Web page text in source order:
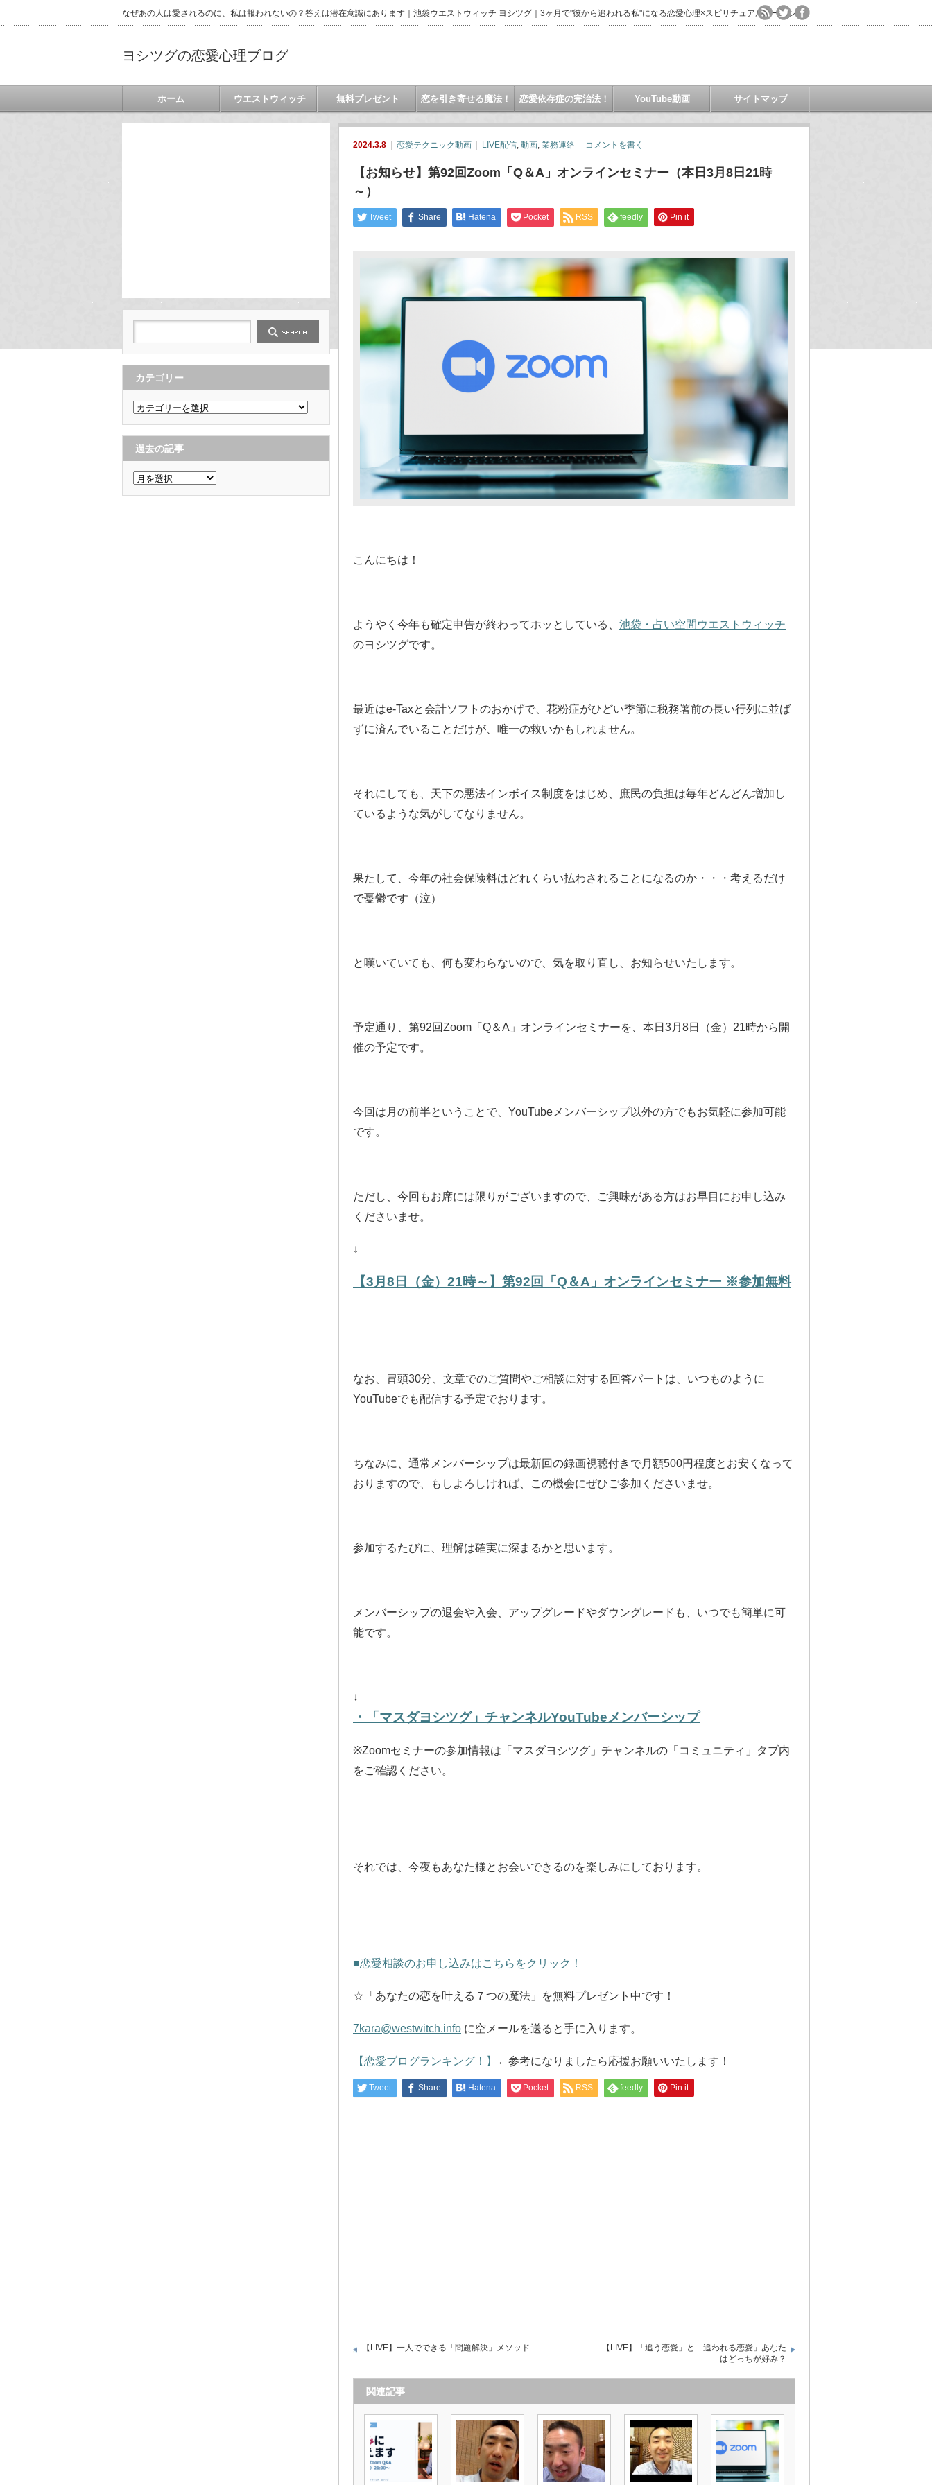
なぜあの人は愛されるのに、私は報われないの？答えは潜在意識にあります｜池袋ウエストウィッチ ヨシツグ｜3ヶ月で"彼から追われる私"になる恋愛心理×スピリチュアルコーチング
ヨシツグの恋愛心理ブログ
ホーム ウエストウィッチ 無料プレゼント 恋を引き寄せる魔法！ 恋愛依存症の完治法！ YouTube動画 サイトマップ
2024.3.8 恋愛テクニック動画 LIVE配信, 動画, 業務連絡 コメントを書く
【お知らせ】第92回Zoom「Q＆A」オンラインセミナー（本日3月8日21時
～）
Tweet Share Hatena Pocket RSS feedly Pin it
こんにちは！
ようやく今年も確定申告が終わってホッとしている、 池袋・占い空間ウエストウィッチ
のヨシツグです。
最近はe-Taxと会計ソフトのおかげで、花粉症がひどい季節に税務署前の長い行列に並ば
ずに済んでいることだけが、唯一の救いかもしれません。
それにしても、天下の悪法インボイス制度をはじめ、庶民の負担は毎年どんどん増加し
ているような気がしてなりません。
果たして、今年の社会保険料はどれくらい払わされることになるのか・・・考えるだけ
で憂鬱です（泣）
と嘆いていても、何も変わらないので、気を取り直し、お知らせいたします。
予定通り、第92回Zoom「Q＆A」オンラインセミナーを、本日3月8日（金）21時から開
催の予定です。
今回は月の前半ということで、YouTubeメンバーシップ以外の方でもお気軽に参加可能
です。
ただし、今回もお席には限りがございますので、ご興味がある方はお早目にお申し込み
くださいませ。
↓
【3月8日（金）21時～】第92回「Q＆A」オンラインセミナー ※参加無料
なお、冒頭30分、文章でのご質問やご相談に対する回答パートは、いつものように
YouTubeでも配信する予定でおります。
ちなみに、通常メンバーシップは最新回の録画視聴付きで月額500円程度とお安くなって
おりますので、もしよろしければ、この機会にぜひご参加くださいませ。
参加するたびに、理解は確実に深まるかと思います。
メンバーシップの退会や入会、アップグレードやダウングレードも、いつでも簡単に可
能です。
↓
・「マスダヨシツグ」チャンネルYouTubeメンバーシップ
※Zoomセミナーの参加情報は「マスダヨシツグ」チャンネルの「コミュニティ」タブ内
をご確認ください。
それでは、今夜もあなた様とお会いできるのを楽しみにしております。
■恋愛相談のお申し込みはこちらをクリック！
☆「あなたの恋を叶える７つの魔法」を無料プレゼント中です！
7kara@westwitch.info に空メールを送ると手に入ります。
【恋愛ブログランキング！】 ←参考になりましたら応援お願いいたします！
Tweet Share Hatena Pocket RSS feedly Pin it
【LIVE】一人でできる「問題解決」メソッド
【LIVE】「追う恋愛」と「追われる恋愛」あなた
はどっちが好み？
関連記事
カテゴリー
カ
テ
ゴ
リ
ー
過去の記事
過
去
の